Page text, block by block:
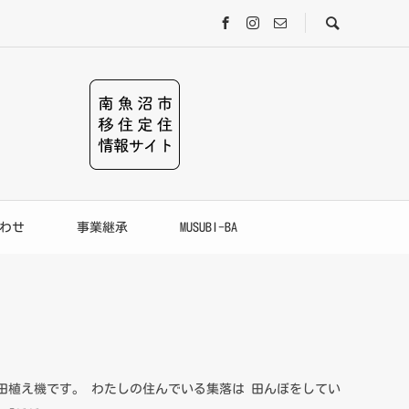
せ 事業継承 MUSUBI-BA
植え機です。 わたしの住んでいる集落は 田んぼをしてい